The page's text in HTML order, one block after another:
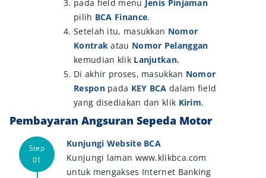
pada field menu Jenis Pinjaman
pilih BCA Finance.
Setelah itu, masukkan Nomor
Kontrak atau Nomor Pelanggan
kemudian klik Lanjutkan.
Di akhir proses, masukkan Nomor
Responpada KEY BCA dalam field
yang disediakan dan klik Kirim.
Pembayaran Angsuran Sepeda Motor
Kunjungi Website BCA
Kunjungi laman www.klikbca.com
untuk mengakses Internet Banking